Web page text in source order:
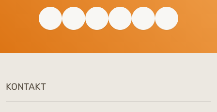
KONTAKT